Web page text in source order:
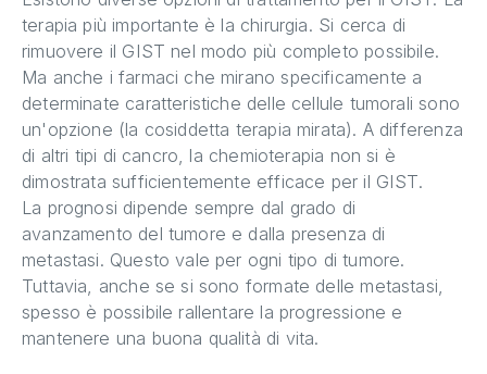
terapia più importante è la chirurgia. Si cerca di
rimuovere il GIST nel modo più completo possibile.
Ma anche i farmaci che mirano specificamente a
determinate caratteristiche delle cellule tumorali sono
un'opzione (la cosiddetta terapia mirata). A differenza
di altri tipi di cancro, la chemioterapia non si è
dimostrata sufficientemente efficace per il GIST.
La prognosi dipende sempre dal grado di
avanzamento del tumore e dalla presenza di
metastasi. Questo vale per ogni tipo di tumore.
Tuttavia, anche se si sono formate delle metastasi,
spesso è possibile rallentare la progressione e
mantenere una buona qualità di vita.